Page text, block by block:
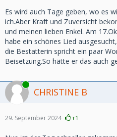
Es wird auch Tage geben, wo es
ich.Aber Kraft und Zuversicht
und meinen lieben Enkel. Am
habe ein schönes Lied
die Bestatterin spricht ein paar
Beisetzung.So hätte er das auch
Online
CHRISTINE B
29. September 2024 +1